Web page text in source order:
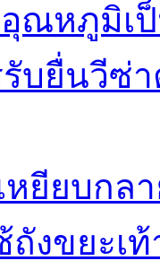
ณหภูมิเ
บยื่นวีซ่
หยียบก
ถังขยะเ